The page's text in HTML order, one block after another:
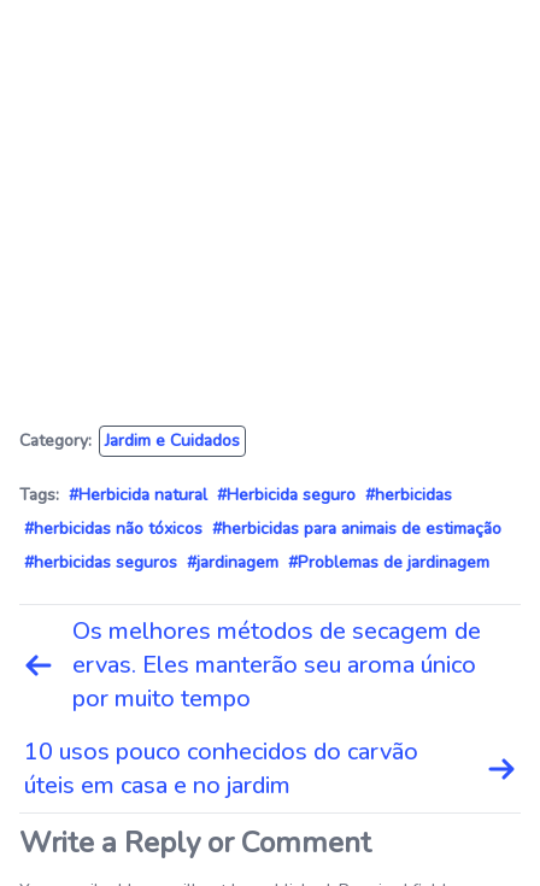
Category: Jardim e Cuidados
Tags: #Herbicida natural #Herbicida seguro #herbicidas
#herbicidas não tóxicos #herbicidas para animais de estimação
#herbicidas seguros #jardinagem #Problemas de jardinagem
Navegação
Post
Os melhores métodos de secagem de
ervas. Eles manterão seu aroma único
por muito tempo
10 usos pouco conhecidos do carvão
úteis em casa e no jardim
Write a Reply or Comment